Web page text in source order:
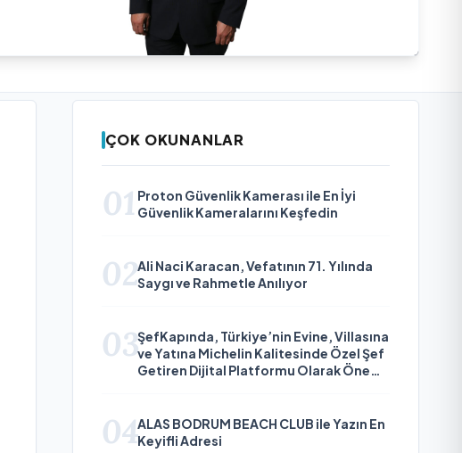
ÇOK OKUNANLAR
01 Proton Güvenlik Kamerası ile En İyi
Güvenlik Kameralarını Keşfedin
02Ali Naci Karacan, Vefatının 71. Yılında
Saygı ve Rahmetle Anılıyor
03ŞefKapında, Türkiye’nin Evine, Villasına
ve Yatına Michelin Kalitesinde Özel Şef
Getiren Dijital Platformu Olarak Öne
04ALAS BODRUM BEACH CLUB ile Yazın En
Keyifli Adresi